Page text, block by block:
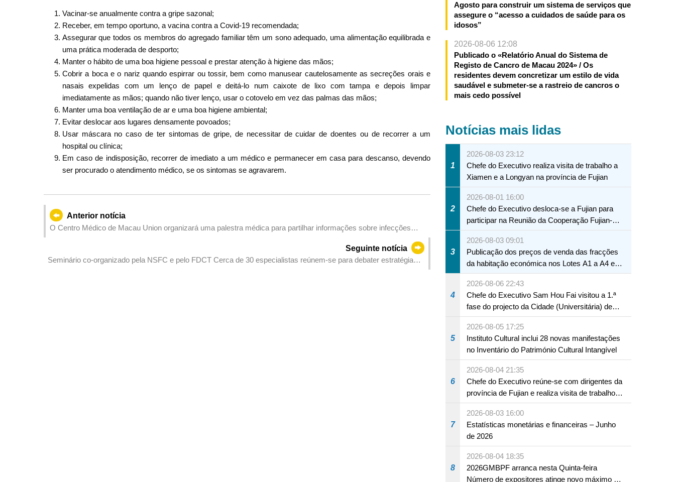
Vacinar-se anualmente contra a gripe sazonal;
Receber, em tempo oportuno, a vacina contra a Covid-19 recomendada;
Assegurar que todos os membros do agregado familiar têm um sono adequado, uma alimentação equilibrada e
uma prática moderada de desporto;
Manter o hábito de uma boa higiene pessoal e prestar atenção à higiene das mãos;
Cobrir a boca e o nariz quando espirrar ou tossir, bem como manusear cautelosamente as secreções orais e
nasais expelidas com um lenço de papel e deitá-lo num caixote de lixo com tampa e depois limpar
imediatamente as mãos; quando não tiver lenço, usar o cotovelo em vez das palmas das mãos;
Manter uma boa ventilação de ar e uma boa higiene ambiental;
Evitar deslocar aos lugares densamente povoados;
Usar máscara no caso de ter sintomas de gripe, de necessitar de cuidar de doentes ou de recorrer a um
hospital ou clínica;
Em caso de indisposição, recorrer de imediato a um médico e permanecer em casa para descanso, devendo
ser procurado o atendimento médico, se os sintomas se agravarem.
Anterior notícia
O Centro Médico de Macau Union organizará uma palestra médica para partilhar informações sobre infecções
Seguinte notícia
Seminário co-organizado pela NSFC e pelo FDCT Cerca de 30 especialistas reúnem-se para debater estratégias
Agosto para construir um sistema de serviços que
assegure o “acesso a cuidados de saúde para os
idosos”
2026-08-06 12:08
Publicado o «Relatório Anual do Sistema de
Registo de Cancro de Macau 2024» / Os
residentes devem concretizar um estilo de vida
saudável e submeter-se a rastreio de cancros o
mais cedo possível
Notícias mais lidas
1
2026-08-03 23:12
Chefe do Executivo realiza visita de trabalho a
Xiamen e a Longyan na província de Fujian
2
2026-08-01 16:00
Chefe do Executivo desloca-se a Fujian para
participar na Reunião da Cooperação Fujian-
Macau
3
2026-08-03 09:01
Publicação dos preços de venda das fracções
da habitação económica nos Lotes A1 a A4 e
A12 da Zona A dos Novos Aterros
4
2026-08-06 22:43
Chefe do Executivo Sam Hou Fai visitou a 1.ª
fase do projecto da Cidade (Universitária) de
Educação Internacional de Macau e Hengqin
5
2026-08-05 17:25
Instituto Cultural inclui 28 novas manifestações
no Inventário do Património Cultural Intangível
6
2026-08-04 21:35
Chefe do Executivo reúne-se com dirigentes da
província de Fujian e realiza visita de trabalho
em Fuzhou
7
2026-08-03 16:00
Estatísticas monetárias e financeiras – Junho
de 2026
8
2026-08-04 18:35
2026GMBPF arranca nesta Quinta-feira
Número de expositores atinge novo máximo em